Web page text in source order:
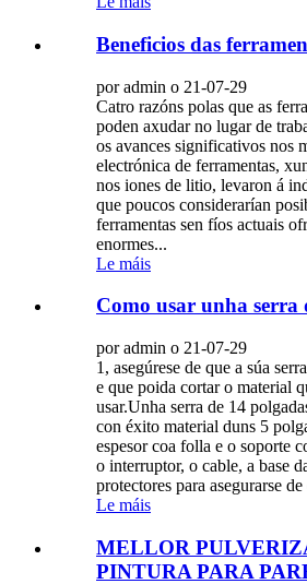
Beneficios das
por admin o 21-07-29
Catro razóns polas que as
poden axudar no lugar de
os avances significativos nos
electrónica de ferramentas,
nos iones de litio, levaron á
que poucos considerarían
ferramentas sen fíos actuais
enormes...
Le máis
Como usar unha serra
por admin o 21-07-29
1, asegúrese de que a súa
e que poida cortar o material
usar.Unha serra de 14
con éxito material duns 5
espesor coa folla e o soporte
o interruptor, o cable, a base
protectores para asegurarse de
Le máis
MELLOR
PINTURA PARA